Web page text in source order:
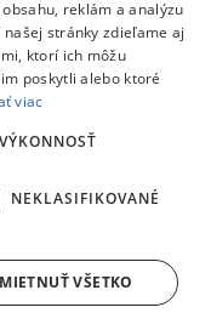
reklám a analýzu
stránky zdieľame aj
ktorí ich môžu
poskytli alebo ktoré
viac
VÝKONNOSŤ
NEKLASIFIKOVANÉ
VŠETKO